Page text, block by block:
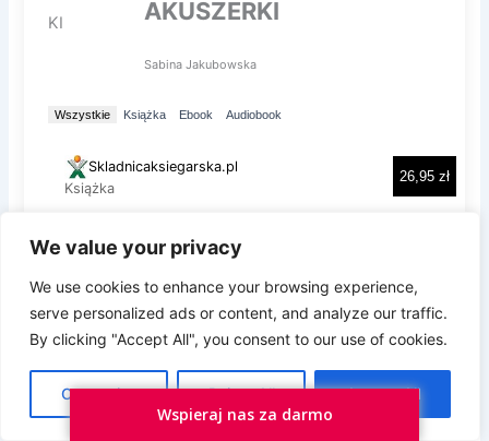
We value your privacy
We use cookies to enhance your browsing experience,
serve personalized ads or content, and analyze our traffic.
By clicking "Accept All", you consent to our use of cookies.
Customize Reject All Accept All
Wspieraj nas za darmo
Prywatność i pliki ciasteczka: Ta witryna używa plików ciasteczek.
używanie.
Aby dowiedzieć się więcej, w tym jak kontrolować pliki ciasteczka,
zobacz tutaj:
Polityka plików ciasteczka